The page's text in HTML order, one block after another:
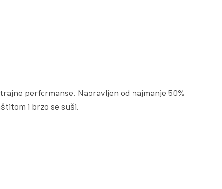
performanse. Napravljen od najmanje 50%
i brzo se suši.